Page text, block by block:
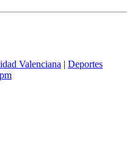
Valenciana | Deportes